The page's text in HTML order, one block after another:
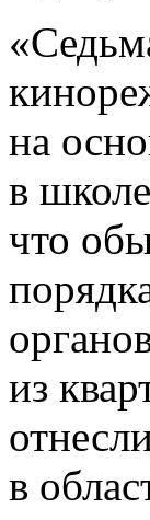
на
в
что
из
в